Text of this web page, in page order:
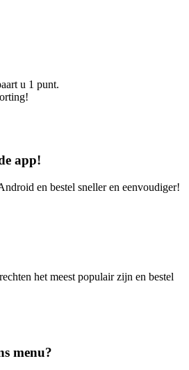
u 1 punt.
app!
en bestel sneller en eenvoudiger!
het meest populair zijn en bestel
menu?